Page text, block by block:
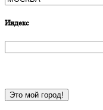
Индекс
Это мой город!